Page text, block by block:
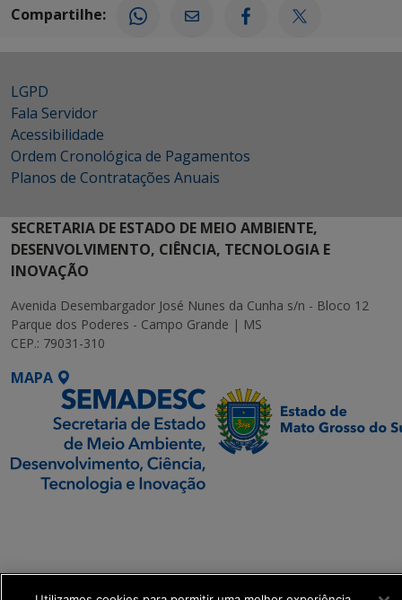
Compartilhe:
LGPD
Fala Servidor
Acessibilidade
Ordem Cronológica de Pagamentos
Planos de Contratações Anuais
SECRETARIA DE ESTADO DE MEIO AMBIENTE,
DESENVOLVIMENTO, CIÊNCIA, TECNOLOGIA E
INOVAÇÃO
Avenida Desembargador José Nunes da Cunha s/n - Bloco 12
Parque dos Poderes - Campo Grande | MS
CEP.: 79031-310
MAPA